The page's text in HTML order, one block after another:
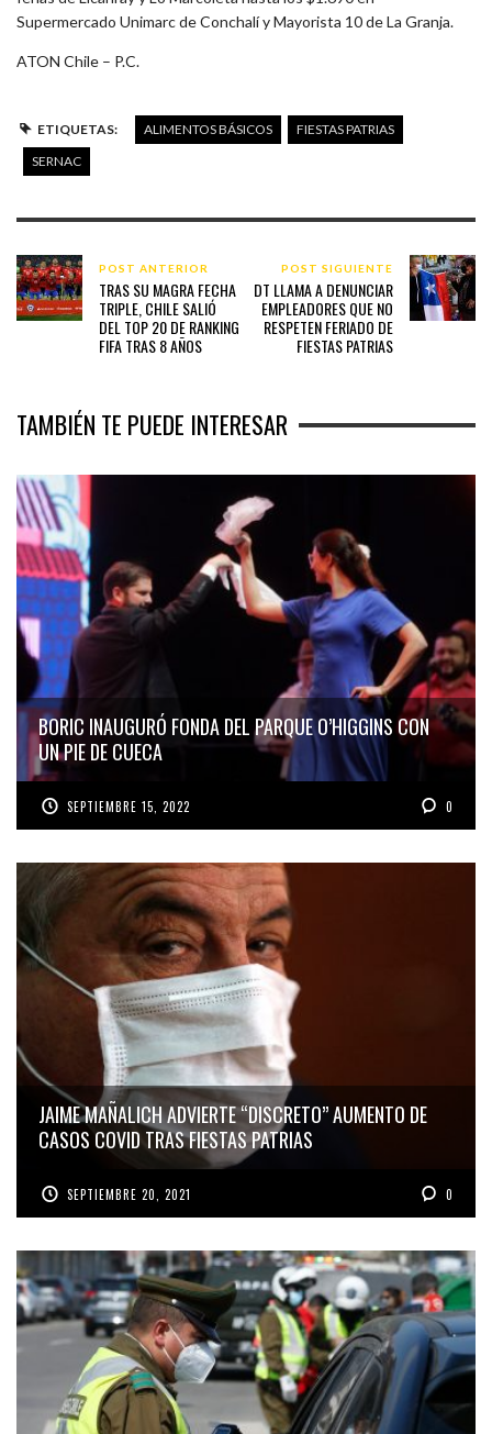
Supermercado Unimarc de Conchalí y Mayorista 10 de La Granja.
ATON Chile – P.C.
ETIQUETAS: ALIMENTOS BÁSICOS
FIESTAS PATRIAS
SERNAC
POST ANTERIOR
TRAS SU MAGRA FECHA
TRIPLE, CHILE SALIÓ
DEL TOP 20 DE RANKING
FIFA TRAS 8 AÑOS
POST SIGUIENTE
DT LLAMA A DENUNCIAR
EMPLEADORES QUE NO
RESPETEN FERIADO DE
FIESTAS PATRIAS
TAMBIÉN TE PUEDE INTERESAR
BORIC INAUGURÓ FONDA DEL PARQUE O’HIGGINS CON
UN PIE DE CUECA
SEPTIEMBRE 15, 2022 0
JAIME MAÑALICH ADVIERTE “DISCRETO” AUMENTO DE
CASOS COVID TRAS FIESTAS PATRIAS
SEPTIEMBRE 20, 2021 0